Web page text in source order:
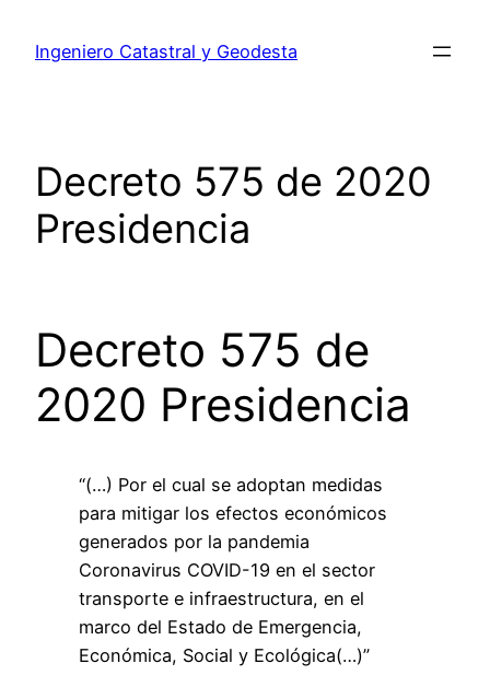
Ingeniero Catastral y Geodesta
Decreto 575 de 2020
Presidencia
Decreto 575 de
2020 Presidencia
“(…) Por el cual se adoptan medidas
para mitigar los efectos económicos
generados por la pandemia
Coronavirus COVID-19 en el sector
transporte e infraestructura, en el
marco del Estado de Emergencia,
Económica, Social y Ecológica(…)”